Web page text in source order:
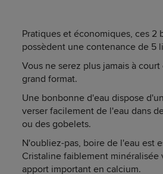
Pratiques et économiques, ces 2
possèdent une contenance de 5
Vous ne serez plus jamais à
grand format.
Une bonbonne d'eau dispose
verser facilement de l'eau dans
ou des gobelets.
N'oubliez-pas, boire de l'eau est
Cristaline faiblement minéralisée
apport important en calcium.